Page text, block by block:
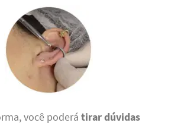
você poderá tirar dúvidas